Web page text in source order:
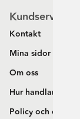
Kundservice
Kontakt
Mina sidor
Om oss
Hur handlar jag?
Policy och cookies